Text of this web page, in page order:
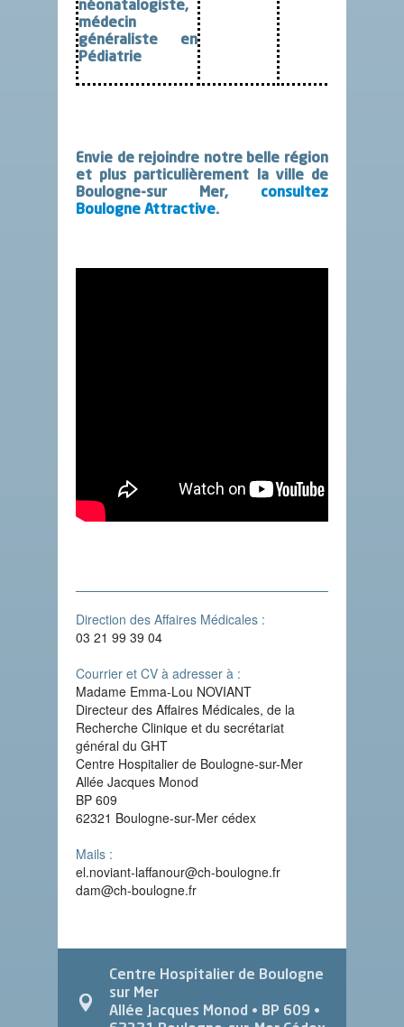
néonatalogiste,
médecin
généraliste en
Pédiatrie
Envie de rejoindre notre belle région
et plus particulièrement la ville de
Boulogne-sur Mer, consultez
Boulogne Attractive.
Direction des Affaires Médicales :
03 21 99 39 04
Courrier et CV à adresser à :
Madame Emma-Lou NOVIANT
Directeur des Affaires Médicales, de la
Recherche Clinique et du secrétariat
général du GHT
Centre Hospitalier de Boulogne-sur-Mer
Allée Jacques Monod
BP 609
62321 Boulogne-sur-Mer cédex
Mails :
el.noviant-laffanour@ch-boulogne.fr
dam@ch-boulogne.fr
Centre Hospitalier de Boulogne
sur Mer
Allée Jacques Monod • BP 609 •